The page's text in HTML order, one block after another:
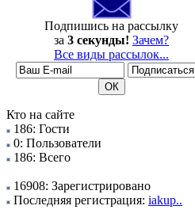
Подпишись на рассылку
за 3 секунды! Зачем?
Все виды рассылок...
Кто на сайте
186: Гости
0: Пользователи
186: Всего
16908: Зарегистрировано
Последняя регистрация: iakup..